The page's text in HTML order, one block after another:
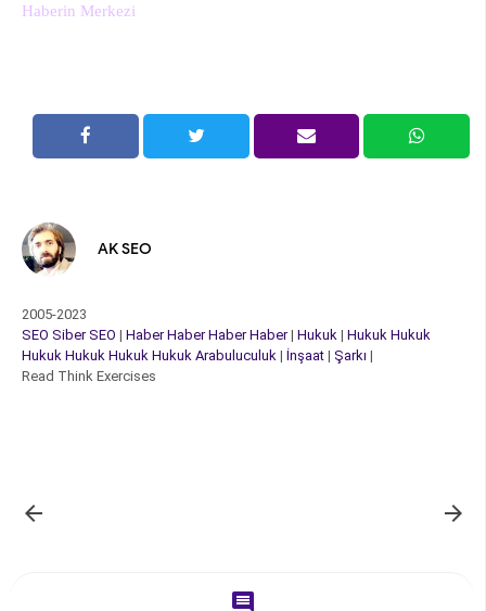
Haberin Merkezi
AK SEO
2005-2023
SEO Siber SEO | Haber Haber Haber Haber| Hukuk | Hukuk Hukuk
Hukuk Hukuk Hukuk Hukuk Arabuluculuk | İnşaat | Şarkı |
Read Think Exercises
 
